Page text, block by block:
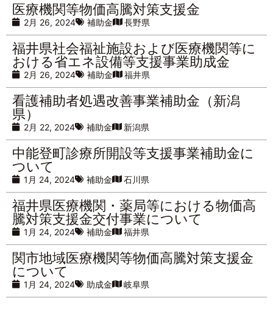
医療機関等物価高騰対策支援金
2月 26, 2024 補助金 長野県
福井県社会福祉施設および医療機関等に
おける省エネ設備等支援事業助成金
2月 26, 2024 補助金 福井県
看護補助者処遇改善事業補助金（新潟
県）
2月 22, 2024 補助金 新潟県
中能登町診療所開設等支援事業補助金に
ついて
1月 24, 2024 補助金 石川県
福井県医療機関・薬局等における物価高
騰対策支援金交付事業について
1月 24, 2024 補助金 福井県
関市地域医療機関等物価高騰対策支援金
について
1月 24, 2024 助成金 岐阜県